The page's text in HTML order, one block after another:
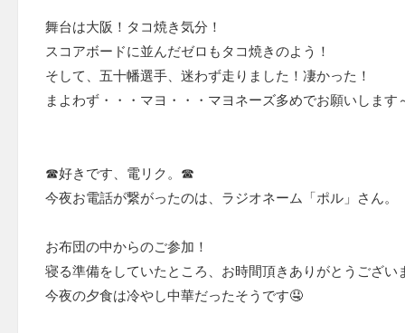
舞台は大阪！タコ焼き気分！
スコアボードに並んだゼロもタコ焼きのよう！
そして、五十幡選手、迷わず走りました！凄かった！
まよわず・・・マヨ・・・マヨネーズ多めでお願いします
☎好きです、電リク。☎
今夜お電話が繋がったのは、ラジオネーム「ポル」さん。
お布団の中からのご参加！
寝る準備をしていたところ、お時間頂きありがとうござい
今夜の夕食は冷やし中華だったそうです🤤